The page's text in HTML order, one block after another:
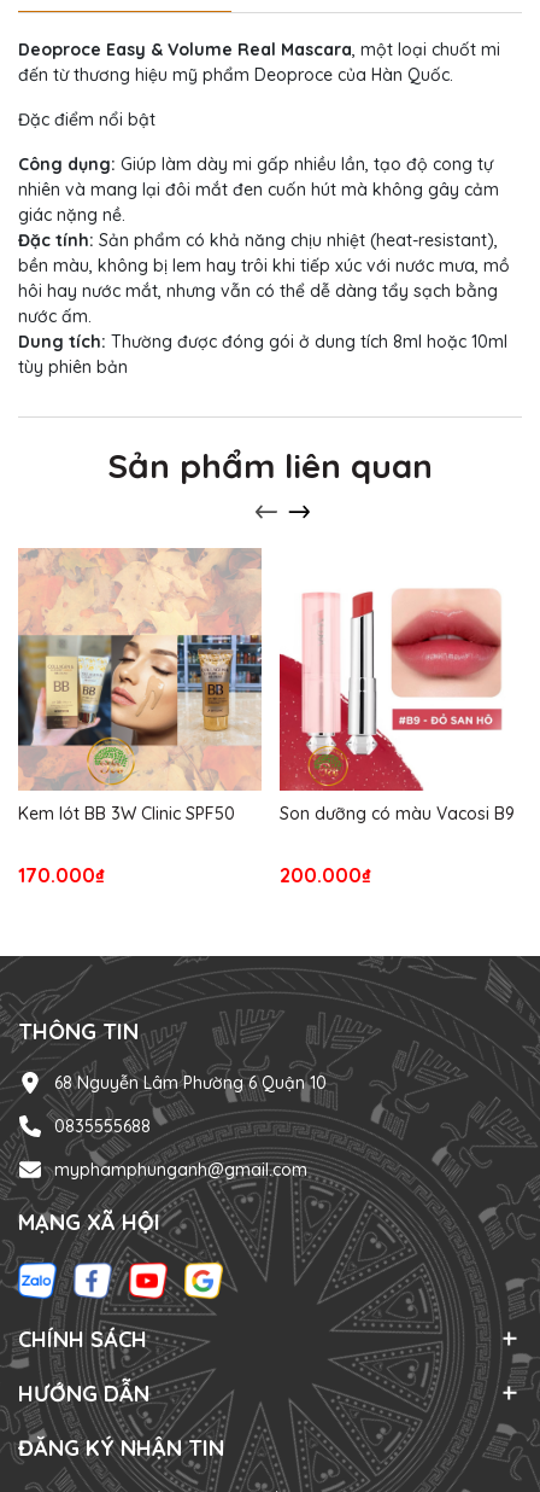
Deoproce Easy & Volume Real Mascara, một loại chuốt mi
đến từ thương hiệu mỹ phẩm Deoproce của Hàn Quốc.
Đặc điểm nổi bật
Công dụng: Giúp làm dày mi gấp nhiều lần, tạo độ cong tự
nhiên và mang lại đôi mắt đen cuốn hút mà không gây cảm
giác nặng nề.
Đặc tính: Sản phẩm có khả năng chịu nhiệt (heat-resistant),
bền màu, không bị lem hay trôi khi tiếp xúc với nước mưa, mồ
hôi hay nước mắt, nhưng vẫn có thể dễ dàng tẩy sạch bằng
nước ấm.
Dung tích: Thường được đóng gói ở dung tích 8ml hoặc 10ml
tùy phiên bản
Sản phẩm liên quan
Kem lót BB 3W Clinic SPF50
170.000₫
Son dưỡng có màu Vacosi B9
200.000₫
THÔNG TIN
68 Nguyễn Lâm Phường 6 Quận 10
0835555688
myphamphunganh@gmail.com
MẠNG XÃ HỘI
CHÍNH SÁCH
HƯỚNG DẪN
ĐĂNG KÝ NHẬN TIN